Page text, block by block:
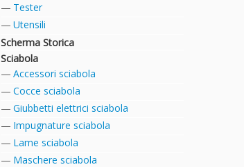
Tester
Utensili
Scherma Storica
Sciabola
Accessori sciabola
Cocce sciabola
Giubbetti elettrici sciabola
Impugnature sciabola
Lame sciabola
Maschere sciabola